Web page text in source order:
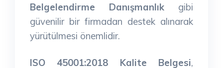
Belgelendirme Danışmanlık gibi
güvenilir bir firmadan destek alınarak
yürütülmesi önemlidir.
ISO 45001:2018 Kalite Belgesi,